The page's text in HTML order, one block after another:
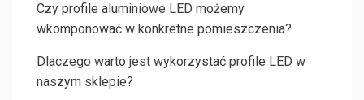
Czy profile aluminiowe LED możemy
wkomponować w konkretne pomieszczenia?
Dlaczego warto jest wykorzystać profile LED w
naszym sklepie?